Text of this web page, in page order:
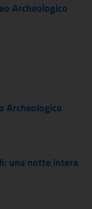
Archeologico
Archeologico
una notte intera